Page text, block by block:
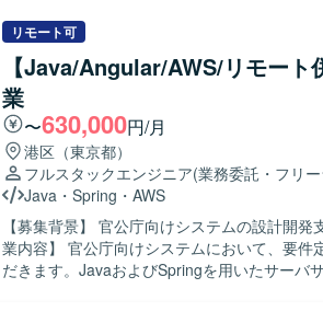
ョアでの開発体制と連携して進めていただきます。 【求める人物像】 指示待ちではな
的に発信や議論ができるマインドをお持ち
し、周囲を巻き込みながら解決を推進でき
し、臨機応変に対応できる方を歓迎いたします。 【ポジションの魅力】 既存システムのエ
ンス開発を通じて、設計からテストまで一連
の協業を通じてコミュニケーション力やマネ
活用にも取り組めるため、最新技術の活用経験を積むことが
いたWebアプリケーション開発環境となって
構成の中で、設計からテストまで一貫した開
リモート可
【Java/Angular/AWS/リモー
業
〜630,000円/月
港区（東京都）
フルスタックエンジニア(業務委託・フリ
Java ・ Spring ・ AWS
【募集背景】 官公庁向けシステムの設計開発
業内容】 官公庁向けシステムにおいて、要
だきます。JavaおよびSpringを用いたサーバ